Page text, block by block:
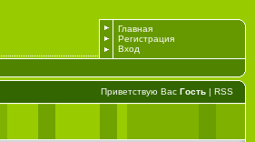
Главная
Регистрация
Вход
Приветствую Вас Гость | RSS